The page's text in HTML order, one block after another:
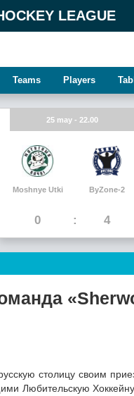
LEAGUE
Teams Players
25 may - 22.00
Moshnye Utki
0
ByZone-2
4
столицу своим
Любительскую